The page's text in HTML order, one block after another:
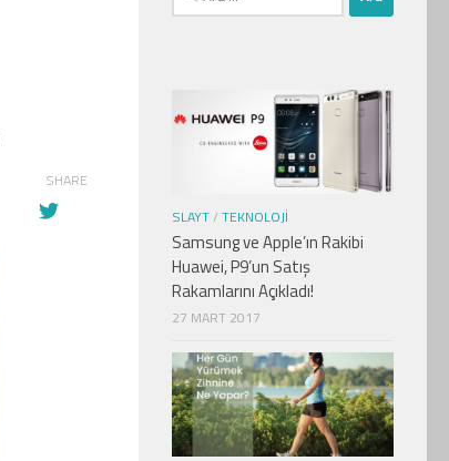
SHARE
SLAYT/TEKNOLOJI
Samsung ve Apple’ın Rakibi
Huawei, P9’un Satış
Rakamlarını Açıkladı!
27 MART 2017